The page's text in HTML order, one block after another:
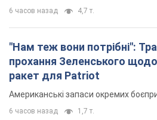
6 часов назад 4,7 т.
"Нам теж вони потрібні":
прохання Зеленського щодо
ракет для Patriot
Американські запаси окремих
6 часов назад 1,7 т.